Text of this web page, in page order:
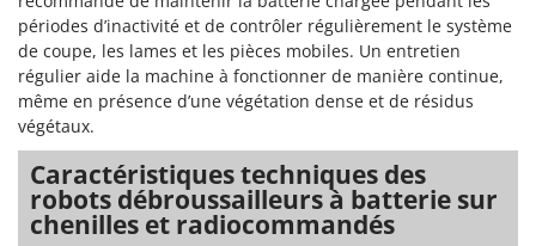
Épareuses pour tracteur
Épépineuses
Équipements de protection des voies respiratoires
F
Fendeuses à bois
Filets pour la Récolte des olives
Filtres pour vin et huile
Classe
Clementi
Cofra
Comet
Cresco
Cruccolini
CTEK
périodes d’inactivité et de contrôler régulièrement le système
de coupe, les lames et les pièces mobiles. Un entretien
régulier aide la machine à fonctionner de manière continue,
même en présence d’une végétation dense et de résidus
végétaux.
Caractéristiques techniques des
robots débroussailleurs à batterie sur
chenilles et radiocommandés